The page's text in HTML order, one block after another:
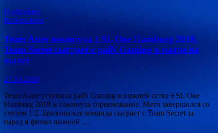
Подробнее
Киберспорт
Team Aster покинула ESL One Hamburg 2018.
Team Secret сыграет с paiN Gaming в матче на
вылет
27.10.2018
Team Aster уступила paiN Gaming в нижней сетке ESL One
Hamburg 2018 и покинула соревнование. Матч завершился со
счетом 1:2. Бразильская команда сыграет с Team Secret за
парад в финал нижней …